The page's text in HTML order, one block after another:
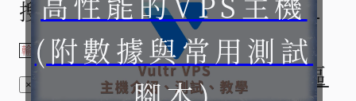
基礎架站
教學
SEO 專區
搜索
×
(附數據與常用測試